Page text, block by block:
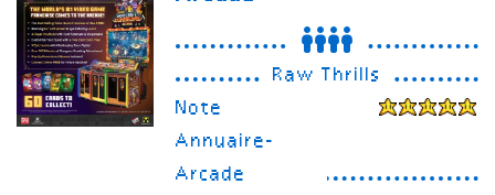
Raw Thrills
Note
Annuaire-
Arcade